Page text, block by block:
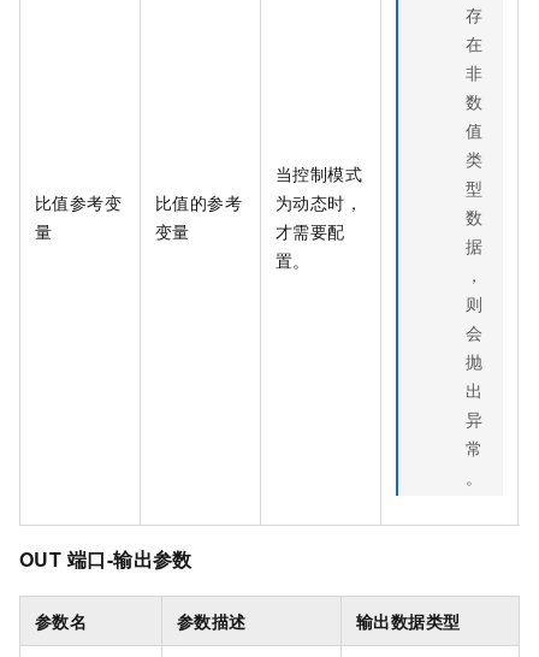
比值参考变
量
比值的参考
变量
当控制模式
为动态时，
才需要配
置。
存
在
非
数
值
类
型
数
据
，
则
会
抛
出
异
常
。
OUT 端口-输出参数
参数名 参数描述 输出数据类型